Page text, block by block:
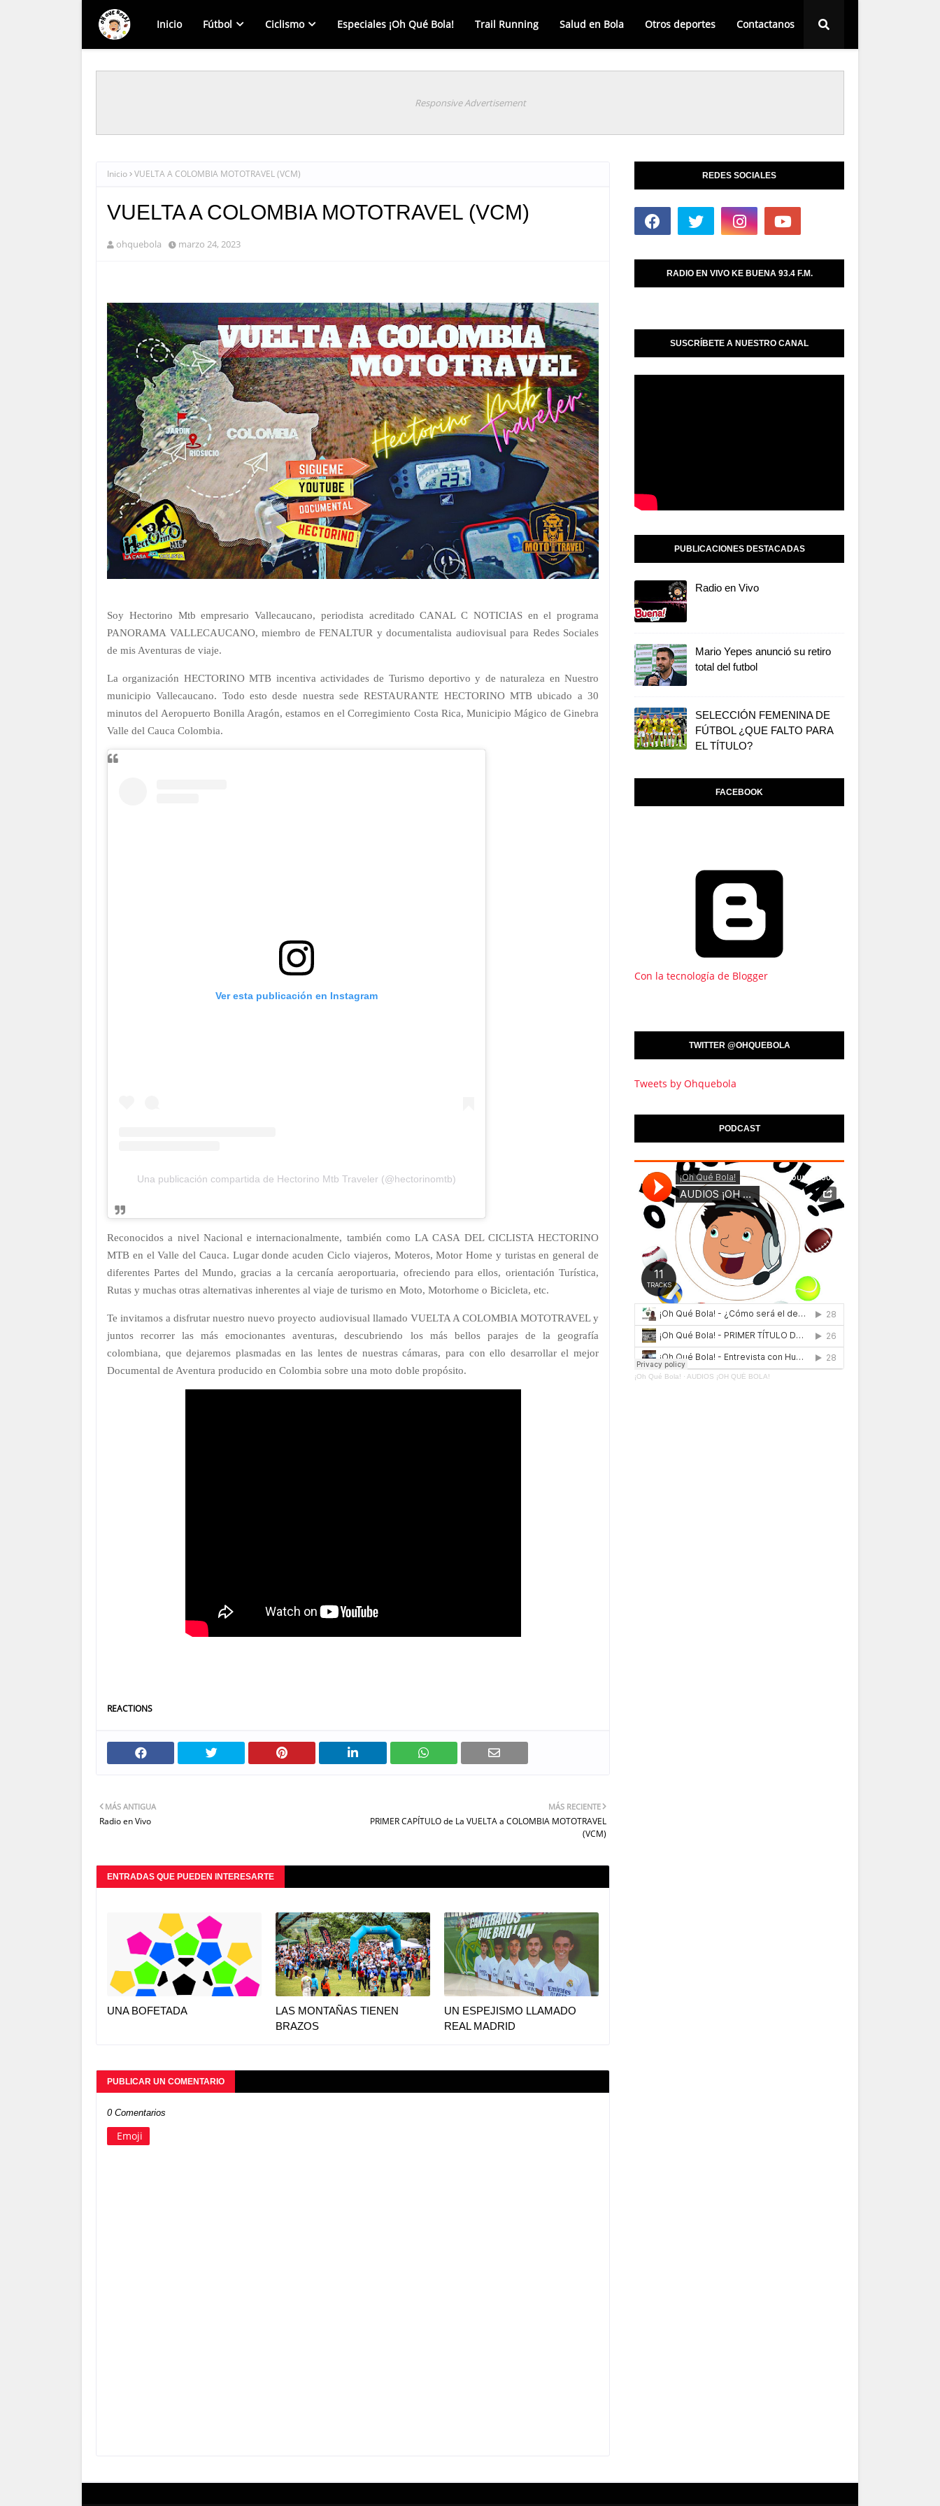
Inicio Fútbol Ciclismo Especiales ¡Oh Qué Bola! Trail Running Salud en Bola Otros deportes Contactanos
Responsive Advertisement
Inicio VUELTA A COLOMBIA MOTOTRAVEL (VCM)
VUELTA A COLOMBIA MOTOTRAVEL (VCM)
ohquebola marzo 24, 2023
Soy Hectorino Mtb empresario Vallecaucano, periodista acreditado CANAL C NOTICIAS en el programa
PANORAMA VALLECAUCANO, miembro de FENALTUR y documentalista audiovisual para Redes Sociales
de mis Aventuras de viaje.
La organización HECTORINO MTB incentiva actividades de Turismo deportivo y de naturaleza en Nuestro
municipio Vallecaucano. Todo esto desde nuestra sede RESTAURANTE HECTORINO MTB ubicado a 30
minutos del Aeropuerto Bonilla Aragón, estamos en el Corregimiento Costa Rica, Municipio Mágico de Ginebra
Valle del Cauca Colombia.
Ver esta publicación en Instagram
Una publicación compartida de Hectorino Mtb Traveler (@hectorinomtb)
Reconocidos a nivel Nacional e internacionalmente, también como LA CASA DEL CICLISTA HECTORINO
MTB en el Valle del Cauca. Lugar donde acuden Ciclo viajeros, Moteros, Motor Home y turistas en general de
diferentes Partes del Mundo, gracias a la cercanía aeroportuaria, ofreciendo para ellos, orientación Turística,
Rutas y muchas otras alternativas inherentes al viaje de turismo en Moto, Motorhome o Bicicleta, etc.
Te invitamos a disfrutar nuestro nuevo proyecto audiovisual llamado VUELTA A COLOMBIA MOTOTRAVEL y
juntos recorrer las más emocionantes aventuras, descubriendo los más bellos parajes de la geografía
colombiana, que dejaremos plasmadas en las lentes de nuestras cámaras, para con ello desarrollar el mejor
Documental de Aventura producido en Colombia sobre una moto doble propósito.
REACTIONS
MÁS RECIENTE
PRIMER CAPÍTULO de La VUELTA a COLOMBIA MOTOTRAVEL
(VCM)
MÁS ANTIGUA
Radio en Vivo
ENTRADAS QUE PUEDEN INTERESARTE
UNA BOFETADA
LAS MONTAÑAS TIENEN
BRAZOS
UN ESPEJISMO LLAMADO
REAL MADRID
PUBLICAR UN COMENTARIO
0 Comentarios
Emoji
REDES SOCIALES
RADIO EN VIVO KE BUENA 93.4 F.M.
SUSCRÍBETE A NUESTRO CANAL
PUBLICACIONES DESTACADAS
Radio en Vivo
Mario Yepes anunció su retiro
total del futbol
SELECCIÓN FEMENINA DE
FÚTBOL ¿QUE FALTO PARA
EL TÍTULO?
FACEBOOK
Con la tecnología de Blogger
TWITTER @OHQUEBOLA
Tweets by Ohquebola
PODCAST
¡Oh Qué Bola! · AUDIOS ¡OH QUÉ BOLA!